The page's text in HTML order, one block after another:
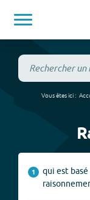
Vous êtes ici :
1
qui est